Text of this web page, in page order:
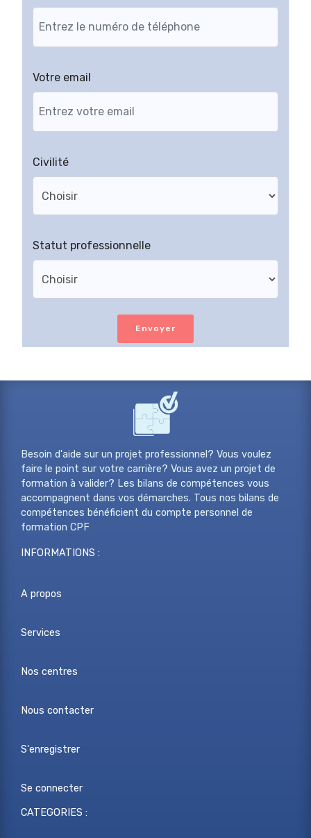
Votre email
Civilité
Statut professionnelle
Envoyer
Besoin d'aide sur un projet professionnel? Vous voulez
faire le point sur votre carrière? Vous avez un projet de
formation à valider? Les bilans de compétences vous
accompagnent dans vos démarches. Tous nos bilans de
compétences bénéficient du compte personnel de
formation CPF
INFORMATIONS :
A propos
Services
Nos centres
Nous contacter
S'enregistrer
Se connecter
CATEGORIES :